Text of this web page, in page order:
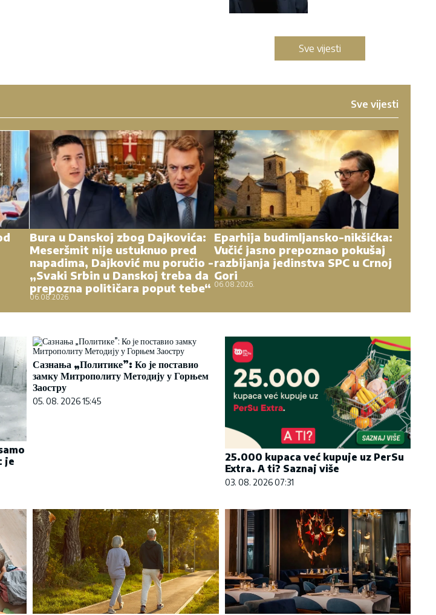
Sve vijesti
Sve vijesti
Bura u Danskoj zbog Dajkovića:
Meseršmit nije ustuknuo pred
napadima, Dajković mu poručio -
„Svaki Srbin u Danskoj treba da
prepozna političara poput tebe“
06.08.2026.
Eparhija budimljansko-nikšićka:
Vučić jasno prepoznao pokušaj
razbijanja jedinstva SPC u Crnoj
Gori
06.08.2026.
je
Сазнања „Политике”: Ко је поставио
замку Митрополиту Методију у Горњем
Заостру
05. 08. 2026 15:45
25.000 kupaca već kupuje uz PerSu
Extra. A ti? Saznaj više
03. 08. 2026 07:31